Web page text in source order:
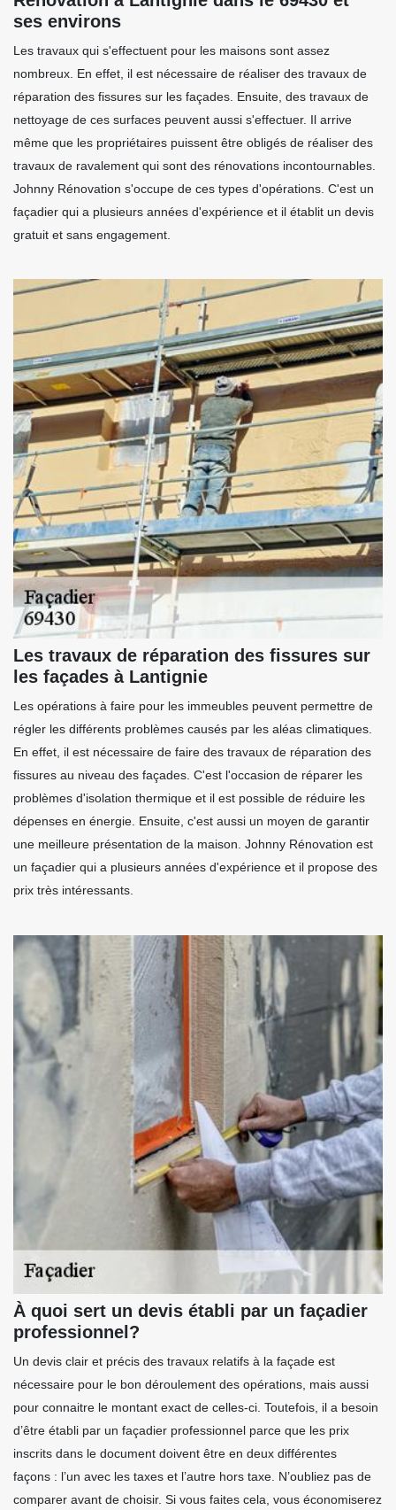
ses environs
Les travaux qui s'effectuent pour les maisons sont assez
nombreux. En effet, il est nécessaire de réaliser des travaux de
réparation des fissures sur les façades. Ensuite, des travaux de
nettoyage de ces surfaces peuvent aussi s'effectuer. Il arrive
même que les propriétaires puissent être obligés de réaliser des
travaux de ravalement qui sont des rénovations incontournables.
Johnny Rénovation s'occupe de ces types d'opérations. C'est un
façadier qui a plusieurs années d'expérience et il établit un devis
gratuit et sans engagement.
Les travaux de réparation des fissures sur
les façades à Lantignie
Les opérations à faire pour les immeubles peuvent permettre de
régler les différents problèmes causés par les aléas climatiques.
En effet, il est nécessaire de faire des travaux de réparation des
fissures au niveau des façades. C'est l'occasion de réparer les
problèmes d'isolation thermique et il est possible de réduire les
dépenses en énergie. Ensuite, c'est aussi un moyen de garantir
une meilleure présentation de la maison. Johnny Rénovation est
un façadier qui a plusieurs années d'expérience et il propose des
prix très intéressants.
À quoi sert un devis établi par un façadier
professionnel?
Un devis clair et précis des travaux relatifs à la façade est
nécessaire pour le bon déroulement des opérations, mais aussi
pour connaitre le montant exact de celles-ci. Toutefois, il a besoin
d’être établi par un façadier professionnel parce que les prix
inscrits dans le document doivent être en deux différentes
façons : l’un avec les taxes et l’autre hors taxe. N’oubliez pas de
comparer avant de choisir. Si vous faites cela, vous économiserez